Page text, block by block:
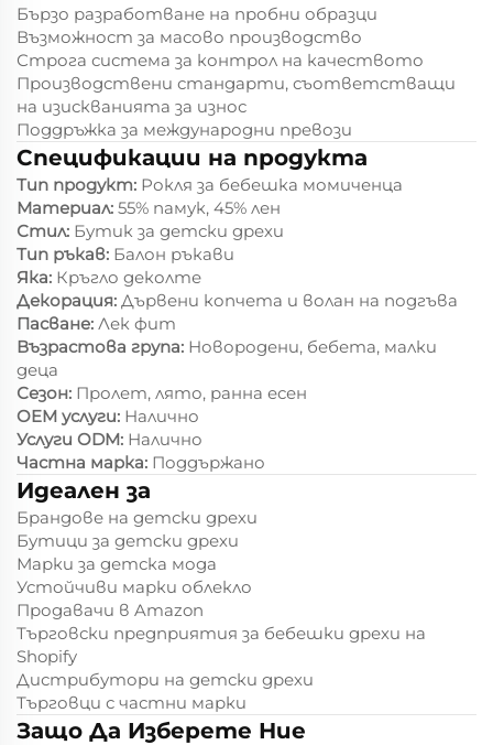
Бързо разработване на пробни образци
Възможност за масово производство
Строга система за контрол на качеството
Производствени стандарти, съответстващи
на изискванията за износ
Поддръжка за международни превози
Спецификации на продукта
Тип продукт: Рокля за бебешка момиченца
Материал: 55% памук, 45% лен
Стил: Бутик за детски дрехи
Тип ръкав: Балон ръкави
Яка: Кръгло деколте
Декорация: Дървени копчета и волан на подгъва
Пасване: Лек фит
Възрастова група: Новородени, бебета, малки
деца
Сезон: Пролет, лято, ранна есен
OEM услуги: Налично
Услуги ODM: Налично
Частна марка: Поддържано
Идеален за
Брандове на детски дрехи
Бутици за детски дрехи
Марки за детска мода
Устойчиви марки облекло
Продавачи в Amazon
Търговски предприятия за бебешки дрехи на
Shopify
Дистрибутори на детски дрехи
Търговци с частни марки
Защо Да Изберете Ние